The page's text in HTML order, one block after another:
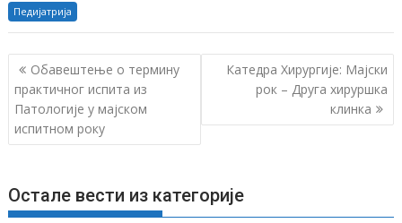
Педијатрија
К
р
е
т
њ
е
Обавештење о термину
практичног испита из
Патологије у мајском
испитном року
Катедра Хирургије: Мајски
рок – Друга хируршка
клинка
Остале вести из категорије